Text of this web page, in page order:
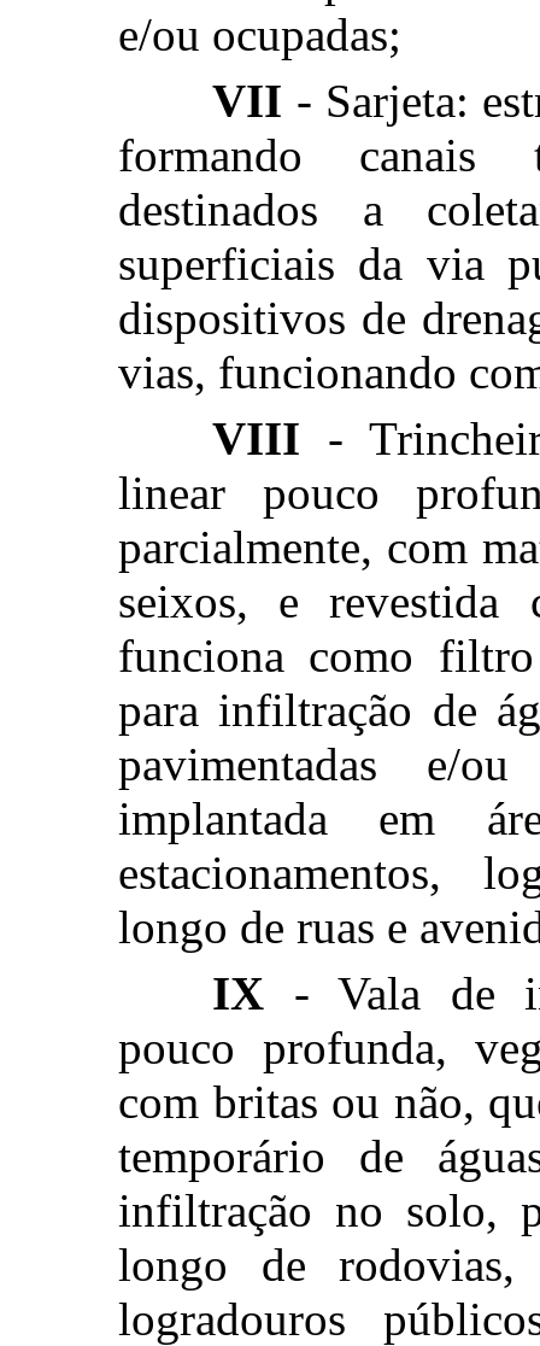
e/ou ocupadas;
VII - Sarjeta:
formando canais
destinados a
superficiais da via
dispositivos de
vias, funcionando
VIII -
linear pouco
parcialmente, com
seixos, e revestida
funciona como
para infiltração de
pavimentadas e/
implantada em
estacionamentos,
longo de ruas e
IX - Vala de
pouco profunda,
com britas ou não,
temporário de
infiltração no solo,
longo de rodovias,
logradouros